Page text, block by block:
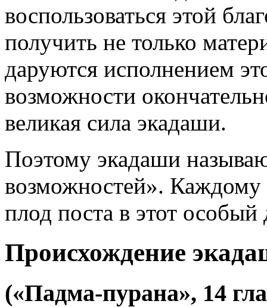
воспользоваться этой
получить не только
даруются исполнением
возможности
великая сила экадаши.
Поэтому экадаши
возможностей». Каждому
плод поста в этот особый
Происхождение
(«Падма-пурана», 14